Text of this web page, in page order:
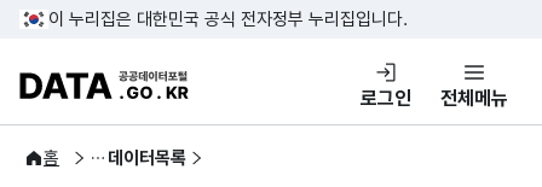
콘텐츠 바로가기
푸터 바로가기
이 누리집은 대한민국 공식 전자정부 누리집입니다.
DATA.GO.KR 공공데이터포털
로그인 전체메뉴
홈
공공데이터 데이터목록